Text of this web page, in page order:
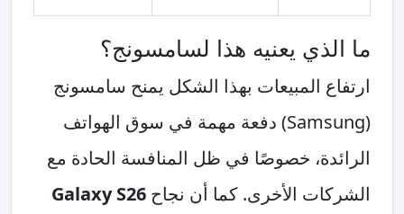
ما الذي يعنيه هذا لسامسونج؟
ارتفاع المبيعات بهذا الشكل يمنح سامسونج
(Samsung) دفعة مهمة في سوق الهواتف
الرائدة، خصوصًا في ظل المنافسة الحادة مع
الشركات الأخرى. كما أن نجاح Galaxy S26